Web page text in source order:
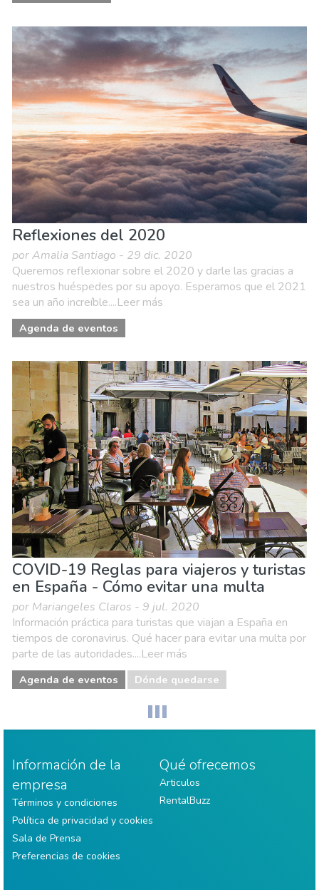
Reflexiones del 2020
por Amalia Santiago - 29 dic. 2020
Queremos reflexionar sobre el 2020 y darle las gracias a
nuestros huéspedes por su apoyo. Esperamos que el 2021
sea un año increíble....Leer más
Agenda de eventos
COVID-19 Reglas para viajeros y turistas
en España - Cómo evitar una multa
por Mariangeles Claros - 9 jul. 2020
Información práctica para turistas que viajan a España en
tiempos de coronavirus. Qué hacer para evitar una multa por
parte de las autoridades....Leer más
Agenda de eventos Dónde quedarse
Información de la
empresa
Términos y condiciones
Política de privacidad y cookies
Sala de Prensa
Preferencias de cookies
Qué ofrecemos
Articulos
RentalBuzz